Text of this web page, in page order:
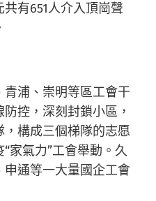
有651人介入頂崗聲
浦、崇明等區工會干
控，深刻封鎖小區，
構成三個梯隊的志愿
家氣力”工會舉動。久
通等一大量國企工會